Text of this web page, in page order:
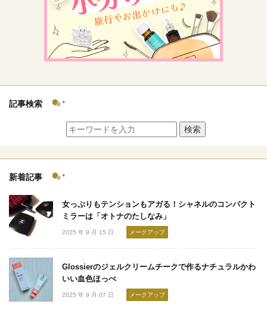
記事検索
検索
新着記事
女っぷりもテンションもアガる！シャネルのコンパクト
ミラーは「オトナのたしなみ」
2025 年 9 月 15 日 メークアップ
Glossierのジェルクリームチークで作るナチュラルかわ
いい血色ほっぺ
2025 年 9 月 07 日 メークアップ